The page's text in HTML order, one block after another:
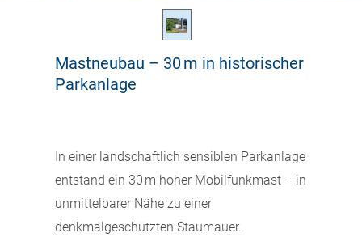
Mastneubau – 30 m in historischer
Parkanlage
In einer landschaftlich sensiblen Parkanlage
entstand ein 30 m hoher Mobilfunkmast – in
unmittelbarer Nähe zu einer
denkmalgeschützten Staumauer.